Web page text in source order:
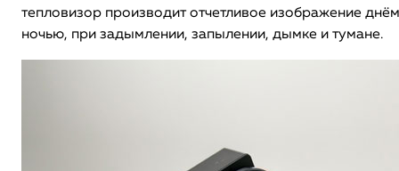
тепловизор производит отчетливое изображение
ночью, при задымлении, запылении, дымке и тумане.